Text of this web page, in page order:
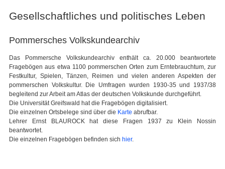
Gesellschaftliches und politisches Leben
Pommersches Volkskundearchiv
Das Pommersche Volkskundearchiv enthält ca. 20.000 beantwortete
Fragebögen aus etwa 1100 pommerschen Orten zum Erntebrauchtum, zur
Festkultur, Spielen, Tänzen, Reimen und vielen anderen Aspekten der
pommerschen Volkskultur. Die Umfragen wurden 1930-35 und 1937/38
begleitend zur Arbeit am Atlas der deutschen Volkskunde durchgeführt.
Die Universität Greifswald hat die Fragebögen digitalisiert.
Die einzelnen Ortsbelege sind über die Karte abrufbar.
Lehrer Ernst BLAUROCK hat diese Fragen 1937 zu Klein Nossin
beantwortet.
Die einzelnen Fragebögen befinden sich hier.